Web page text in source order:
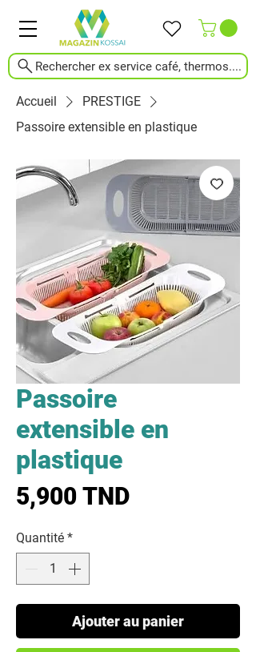
Rechercher ex service café, thermos....
Accueil
PRESTIGE
Passoire extensible en plastique
Passoire
extensible en
plastique
5,900 TNDPrix
Quantité *
Ajouter au panier